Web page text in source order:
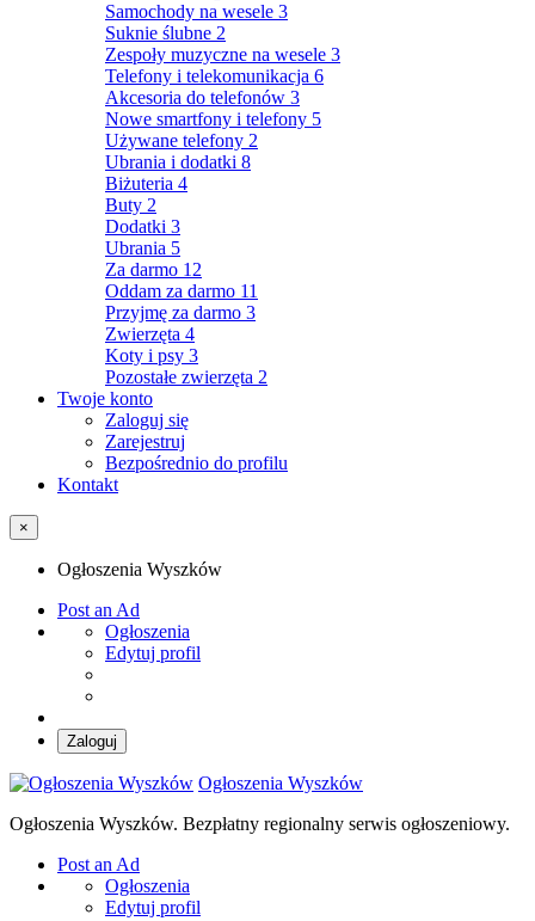
Samochody na wesele 3
Suknie ślubne 2
Zespoły muzyczne na wesele 3
Telefony i telekomunikacja 6
Akcesoria do telefonów 3
Nowe smartfony i telefony 5
Używane telefony 2
Ubrania i dodatki 8
Biżuteria 4
Buty 2
Dodatki 3
Ubrania 5
Za darmo 12
Oddam za darmo 11
Przyjmę za darmo 3
Zwierzęta 4
Koty i psy 3
Pozostałe zwierzęta 2
Twoje konto
Zaloguj się
Zarejestruj
Bezpośrednio do profilu
Kontakt
×
Ogłoszenia Wyszków
Post an Ad
Ogłoszenia
Edytuj profil
Zaloguj
Ogłoszenia Wyszków
Ogłoszenia Wyszków. Bezpłatny regionalny serwis ogłoszeniowy.
Post an Ad
Ogłoszenia
Edytuj profil